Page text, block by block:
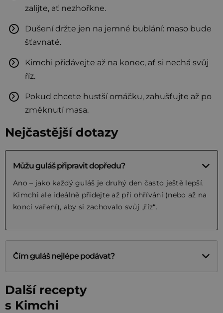
zalijte, ať nezhořkne.
Dušení držte jen na jemné bublání: maso bude
šťavnaté.
Kimchi přidávejte až na konec, ať si nechá svůj
říz.
Pokud chcete hustší omáčku, zahušťujte až po
změknutí masa.
Nejčastější dotazy
Můžu guláš připravit dopředu?
Ano – jako každý guláš je druhý den často ještě lepší.
Kimchi ale ideálně přidejte až při ohřívání (nebo až na
konci vaření), aby si zachovalo svůj „říz“.
Čím guláš nejlépe podávat?
Další recepty
s Kimchi